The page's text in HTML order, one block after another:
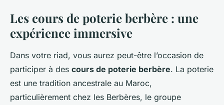
Les cours de poterie berbère : une
expérience immersive
Dans votre riad, vous aurez peut-être l’occasion de
participer à des cours de poterie berbère. La poterie
est une tradition ancestrale au Maroc,
particulièrement chez les Berbères, le groupe